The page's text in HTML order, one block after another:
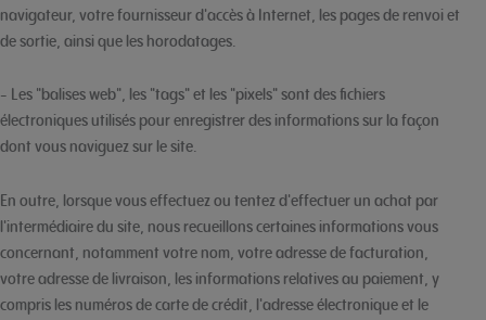
navigateur, votre fournisseur d'accès à Internet, les pages de renvoi et
de sortie, ainsi que les horodatages.
- Les "balises web", les "tags" et les "pixels" sont des fichiers
électroniques utilisés pour enregistrer des informations sur la façon
dont vous naviguez sur le site.
En outre, lorsque vous effectuez ou tentez d'effectuer un achat par
l'intermédiaire du site, nous recueillons certaines informations vous
concernant, notamment votre nom, votre adresse de facturation,
votre adresse de livraison, les informations relatives au paiement, y
compris les numéros de carte de crédit, l'adresse électronique et le